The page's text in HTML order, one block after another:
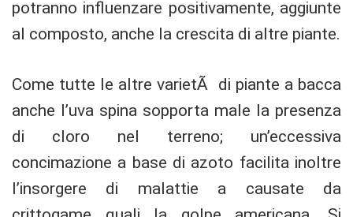
potranno influenzare positivamente, aggiunte
al composto, anche la crescita di altre piante.
Come tutte le altre varietÃ di piante a bacca
anche l’uva spina sopporta male la presenza
di cloro nel terreno; un’eccessiva
concimazione a base di azoto facilita inoltre
l’insorgere di malattie a causate da